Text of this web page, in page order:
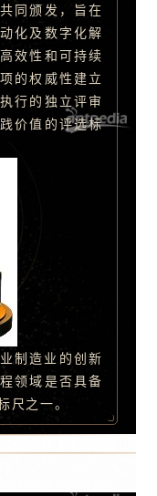
同颁发，旨在
化及数字化解
效性和可持续
的权威性建立
行的独立评审
价值的评选标
制造业的创新
领域是否具备
尺之一。